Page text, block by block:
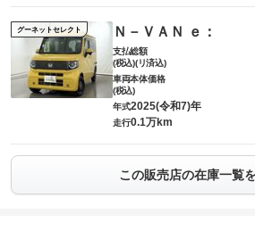
グーネットセレクト Ｎ－ＶＡＮ ｅ：
支払総額
(税込)(リ済込)
車両本体価格
(税込)
年式2025(令和7)年
走行0.1万km
この販売店の在庫一覧